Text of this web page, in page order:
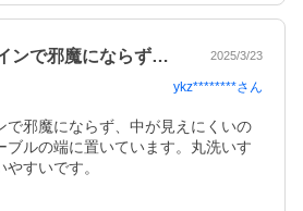
スッキリしたデザインで邪魔にならず、中… 2025/3/23
ykz********さん
で邪魔にならず、中が見えにくいの
ブルの端に置いています。丸洗いす
すいです。